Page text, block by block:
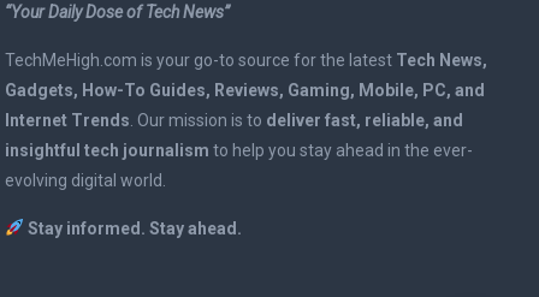
“Your Daily Dose of Tech News”
TechMeHigh.com is your go-to source for the latest Tech News,
Gadgets, How-To Guides, Reviews, Gaming, Mobile, PC, and
Internet Trends . Our mission is to deliver fast, reliable, and
insightful tech journalism to help you stay ahead in the ever-
evolving digital world.
Stay informed. Stay ahead.